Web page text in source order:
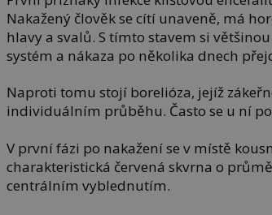
Nakažený člověk se cítí unaveně, má
hlavy a svalů. S tímto stavem si
systém a nákaza po několika dnech
Naproti tomu stojí borelióza, jejíž
individuálním průběhu. Často se u ní
V první fázi po nakažení se v místě
charakteristická červená skvrna o
centrálním vyblednutím.